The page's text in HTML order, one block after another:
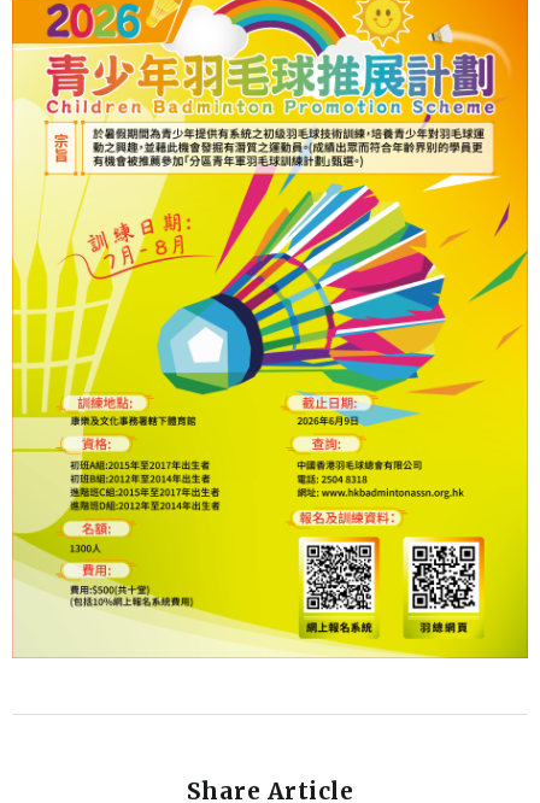
Share Article